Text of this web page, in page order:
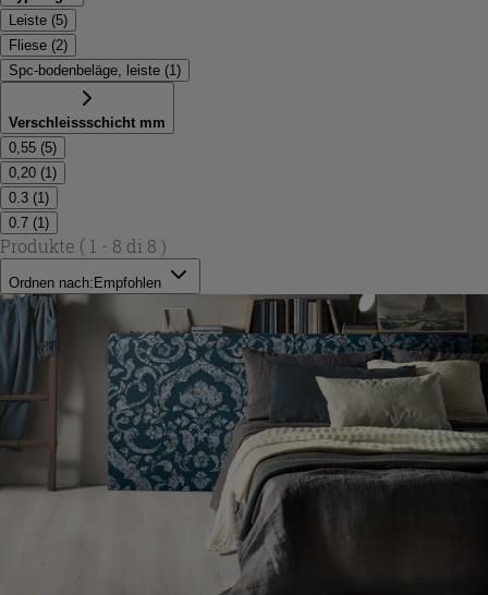
Leiste (5)
Fliese (2)
Spc-bodenbeläge, leiste (1 )
Verschleissschicht mm
0,55 (5)
0,20 (1 )
0.3 (1 )
0.7 (1 )
Produkte ( 1 - 8 di 8 )
Ordnen nach: Empfohlen